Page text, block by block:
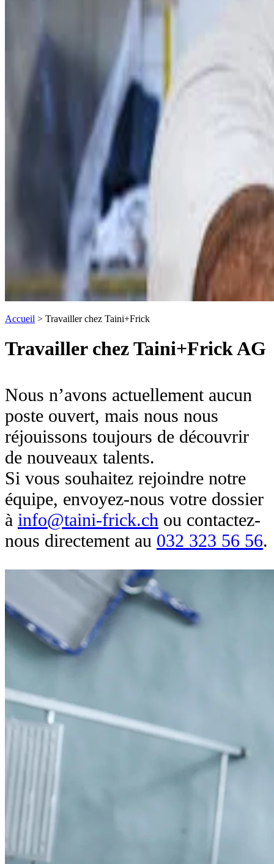
Accueil > Travailler chez Taini+Frick
Travailler chez Taini+Frick AG
Nous n’avons actuellement aucun
poste ouvert, mais nous nous
réjouissons toujours de découvrir
de nouveaux talents.
Si vous souhaitez rejoindre notre
équipe, envoyez-nous votre dossier
à info@taini-frick.ch ou contactez-
nous directement au 032 323 56 56.